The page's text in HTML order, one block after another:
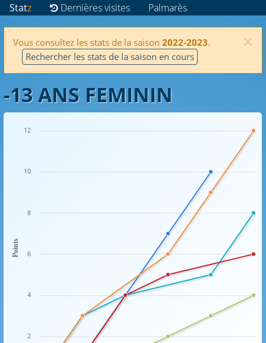
Statz Dernières visites Palmarès
×
Vous consultez les stats de la saison 2022-2023.
Rechercher les stats de la saison en cours
-13 ANS FEMININ
Points
2
4
6
8
10
12